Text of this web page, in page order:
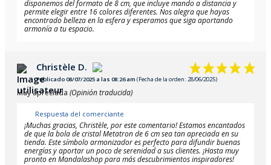
disponemos del formato de 8 cm, que incluye mando a distancia y
permite elegir entre 16 colores diferentes. Nos alegra que hayas
encontrado belleza en la esfera y esperamos que siga aportando
armonía a tu espacio.
Christèle D.
Publicado 08/07/2025 a las 08:26 am (Fecha de la orden: 28/06/2025)
Muy apreciada (Opinión traducida)
Respuesta del comerciante
¡Muchas gracias, Christèle, por este comentario! Estamos encantados
de que la bola de cristal Metatron de 6 cm sea tan apreciada en su
tienda. Este símbolo armonizador es perfecto para difundir buenas
energías y aportar un poco de serenidad a sus clientes. ¡Hasta muy
pronto en Mandalashop para más descubrimientos inspiradores!